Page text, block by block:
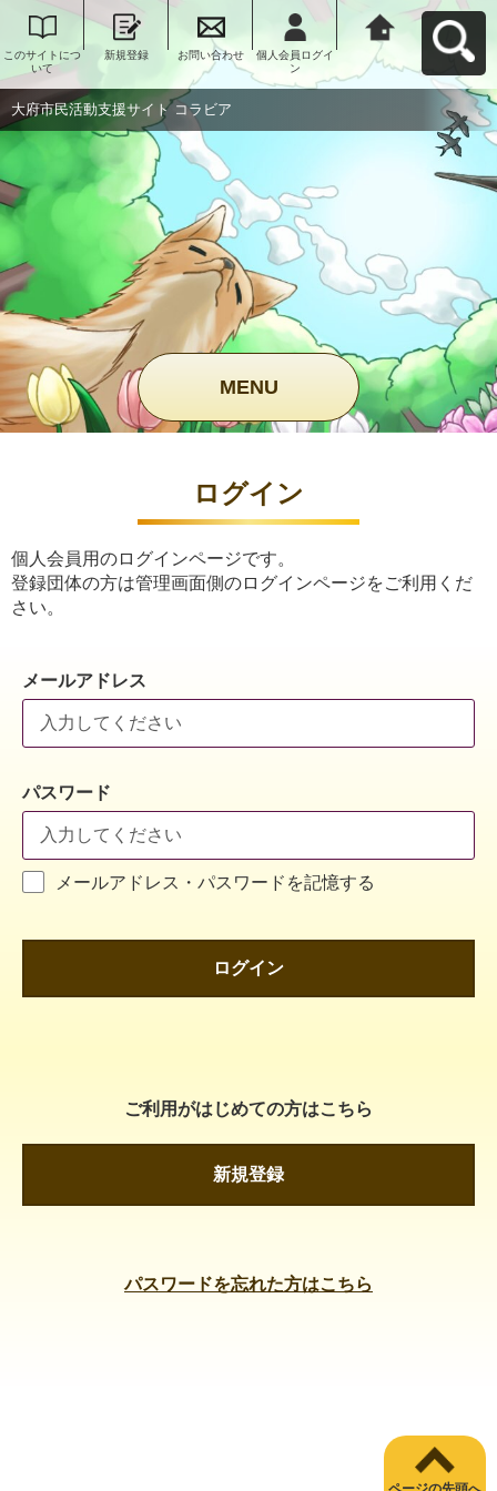
このサイトにつ
いて
新規登録 お問い合わせ
個人会員ログイ
ン
大府市民活動支
援サイト コラビ
アへ戻る
大府市民活動支援サイト コラビア
MENU
ログイン
個人会員用のログインページです。
登録団体の方は管理画面側のログインページをご利用くだ
さい。
メールアドレス
パスワード
メールアドレス・パスワードを記憶する
ログイン
ご利用がはじめての方はこちら
新規登録
パスワードを忘れた方はこちら